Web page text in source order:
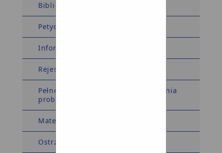
Biblioteka
Petycje
Informacja dla sygnalistów
Rejestry i Ewidencje
Pełnomocnik Wójta ds. rozwiązywania
problemów alkoholowych
Materiały wyborcze
Ostrzeżenia meteorologiczne